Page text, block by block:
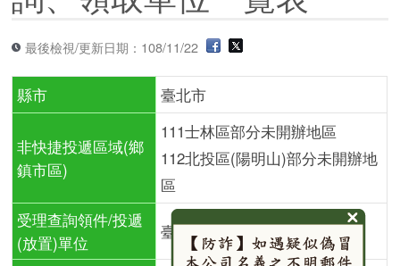
最後檢視/更新日期：108/11/22
縣市 臺北市
非快捷投遞區域(鄉
鎮市區)
111士林區部分未開辦地區
112北投區(陽明山)部分未開辦地
區
受理查詢領件/投遞
(放置)單位
臺北郵局士林投遞股